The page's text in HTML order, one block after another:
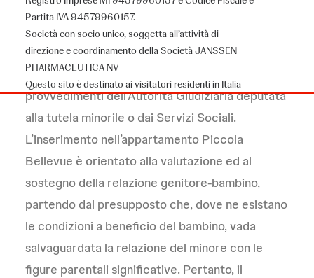
Partita IVA 94579960157.
Società con socio unico, soggetta all’attività di
direzione e coordinamento della Società JANSSEN
PHARMACEUTICA NV
Questo sito è destinato ai visitatori residenti in Italia
Futura Infanzia Onlus ha inaugurato ad
Alessandria “Piccola Bellevue”, un
appartamento rivolto a genitori con minori in
difficoltà ed il cui inserimento è disposto da
provvedimenti dell’Autorità Giudiziaria deputata
alla tutela minorile o dai Servizi Sociali.
L’inserimento nell’appartamento Piccola
Bellevue è orientato alla valutazione ed al
sostegno della relazione genitore-bambino,
partendo dal presupposto che, dove ne esistano
le condizioni a beneficio del bambino, vada
salvaguardata la relazione del minore con le
figure parentali significative. Pertanto, il